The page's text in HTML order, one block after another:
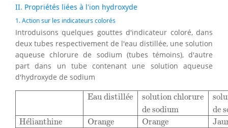
II. Propriétés liées à l'ion hydroxyde
1. Action sur les indicateurs colorés
Introduisons quelques gouttes d'indicateur coloré, dans
deux tubes respectivement de l'eau distillée, une solution
aqueuse chlorure de sodium (tubes témoins), d'autre
part dans un tube contenant une solution aqueuse
d'hydroxyde de sodium
Eau distillée solution chlorure
de sodium
de
Hélianthine Orange Orange
Eau distilléesolution chloruresolution d’hydroxydede